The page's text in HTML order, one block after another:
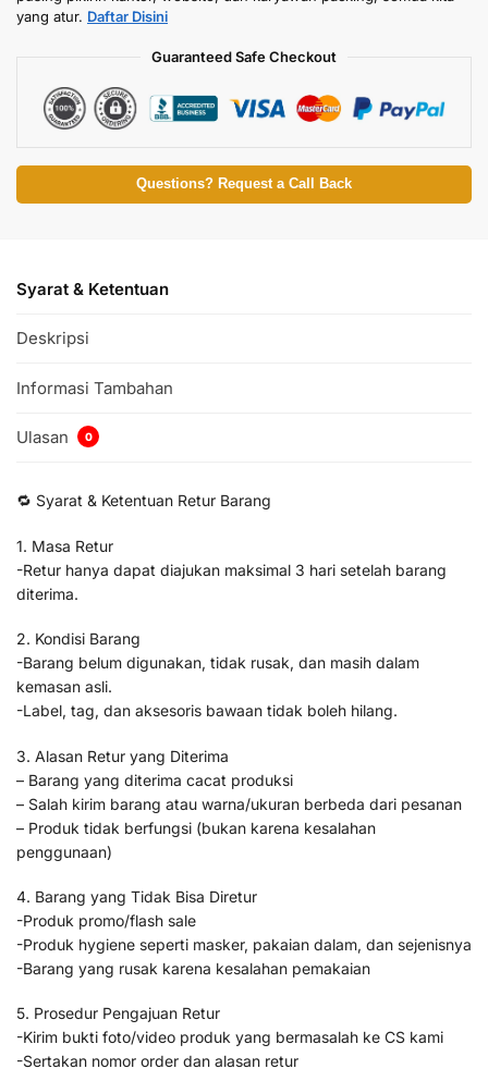
yang atur. Daftar Disini
Guaranteed Safe Checkout
Questions? Request a Call Back
Syarat & Ketentuan
Deskripsi
Informasi Tambahan
Ulasan 0
🔁 Syarat & Ketentuan Retur Barang
1. Masa Retur
-Retur hanya dapat diajukan maksimal 3 hari setelah barang
diterima.
2. Kondisi Barang
-Barang belum digunakan, tidak rusak, dan masih dalam
kemasan asli.
-Label, tag, dan aksesoris bawaan tidak boleh hilang.
3. Alasan Retur yang Diterima
– Barang yang diterima cacat produksi
– Salah kirim barang atau warna/ukuran berbeda dari pesanan
– Produk tidak berfungsi (bukan karena kesalahan
penggunaan)
4. Barang yang Tidak Bisa Diretur
-Produk promo/flash sale
-Produk hygiene seperti masker, pakaian dalam, dan sejenisnya
-Barang yang rusak karena kesalahan pemakaian
5. Prosedur Pengajuan Retur
-Kirim bukti foto/video produk yang bermasalah ke CS kami
-Sertakan nomor order dan alasan retur